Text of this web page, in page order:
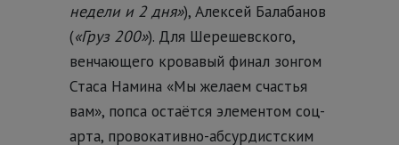
недели и 2 дня»), Алексей Балабанов
(«Груз 200»). Для Шерешевского,
венчающего кровавый финал зонгом
Стаса Намина «Мы желаем счастья
вам», попса остаётся элементом соц-
арта, провокативно-абсурдистским